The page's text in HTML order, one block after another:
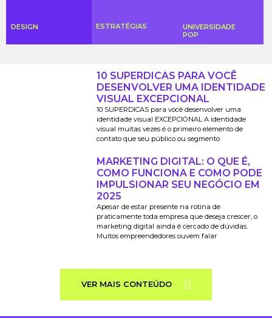
DESIGN ESTRATÉGIAS
UNIVERSIDADE
POP
10 SUPERDICAS PARA VOCÊ
DESENVOLVER UMA IDENTIDADE
VISUAL EXCEPCIONAL
10 SUPERDICAS para você desenvolver uma
identidade visual EXCEPCIONAL A identidade
visual muitas vezes é o primeiro elemento de
contato que seu público ou segmento
MARKETING DIGITAL: O QUE É,
COMO FUNCIONA E COMO PODE
IMPULSIONAR SEU NEGÓCIO EM
2025
Apesar de estar presente na rotina de
praticamente toda empresa que deseja crescer, o
marketing digital ainda é cercado de dúvidas.
Muitos empreendedores ouvem falar
VER MAIS CONTEÚDO